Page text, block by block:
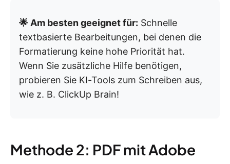
🌟 Am besten geeignet für: Schnelle
textbasierte Bearbeitungen, bei denen die
Formatierung keine hohe Priorität hat.
Wenn Sie zusätzliche Hilfe benötigen,
probieren Sie KI-Tools zum Schreiben aus,
wie z. B. ClickUp Brain!
Methode 2: PDF mit Adobe